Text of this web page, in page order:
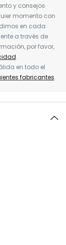
y consejos
momento con
en cada
a través de
por favor,
.
en todo el
fabricantes.